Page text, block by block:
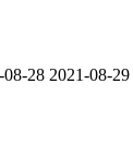
08-28 2021-08-29